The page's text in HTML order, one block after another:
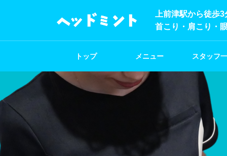
上前津駅から徒歩
首こり・肩こり・
トップ メニュー スタッフ